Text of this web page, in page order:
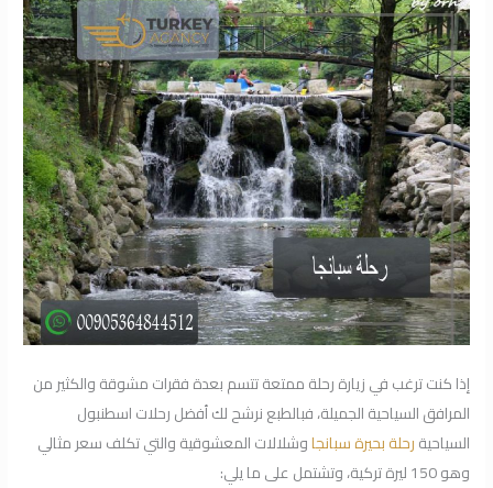
إذا كنت ترغب في زيارة رحلة ممتعة تتسم بعدة فقرات مشوقة والكثير من
المرافق السياحية الجميلة، فبالطبع نرشح لك أفضل رحلات اسطنبول
السياحيةرحلة بحيرة سبانجاوشلالات المعشوقية والتي تكلف سعر مثالي
وهو 150 ليرة تركية، وتشتمل على ما يلي: